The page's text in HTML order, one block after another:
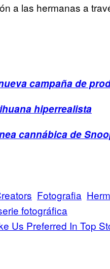
a las hermanas a
campaña de
hiperrealista
cannábica de
Fotografia
fotográfica
Us Preferred In Top